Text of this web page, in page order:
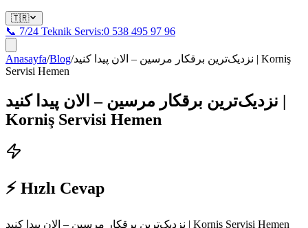
🇹🇷
📞 7/24 Teknik Servis:0 538 495 97 96
Anasayfa/Blog/نزدیک‌ترین برقکار مرسین – الان پیدا کنید | Korniş
Servisi Hemen
نزدیک‌ترین برقکار مرسین – الان پیدا کنید |
Korniş Servisi Hemen
⚡ Hızlı Cevap
نزدیک‌ترین برقکار مرسین – الان پیدا کنید | Korniş Servisi Hemen